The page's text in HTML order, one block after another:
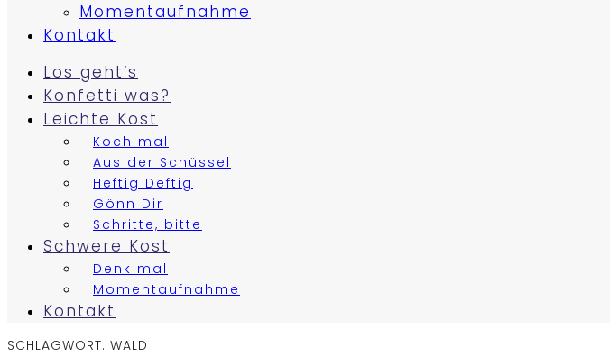
Momentaufnahme
Kontakt
Los geht’s
Konfetti was?
Leichte Kost
Koch mal
Aus der Schüssel
Heftig Deftig
Gönn Dir
Schritte, bitte
Schwere Kost
Denk mal
Momentaufnahme
Kontakt
SCHLAGWORT: WALD